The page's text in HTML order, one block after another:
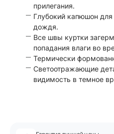
прилегания.
Глубокий капюшон
дождя.
Все швы куртки
попадания влаги во
Термически
Светоотражающие
видимость в темное